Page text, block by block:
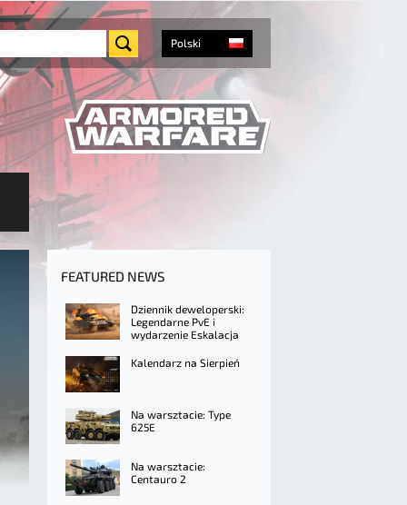
Polski
FEATURED NEWS
Dziennik deweloperski:
Legendarne PvE i
wydarzenie Eskalacja
Kalendarz na Sierpień
Na warsztacie: Type
625E
Na warsztacie:
Centauro 2